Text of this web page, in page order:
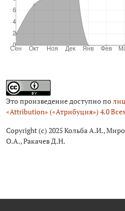
Это произведение доступно по
«Attribution» («Атрибуция») 4.0
Copyright (c) 2025 Кольба А.И.,
О.А., Ракачев Д.Н.